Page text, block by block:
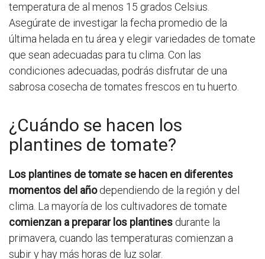
temperatura de al menos 15 grados Celsius.
Asegúrate de investigar la fecha promedio de la
última helada en tu área y elegir variedades de tomate
que sean adecuadas para tu clima. Con las
condiciones adecuadas, podrás disfrutar de una
sabrosa cosecha de tomates frescos en tu huerto.
¿Cuándo se hacen los
plantines de tomate?
Los plantines de tomate se hacen en diferentes
momentos del añodependiendo de la región y del
clima. La mayoría de los cultivadores de tomate
comienzan a preparar los plantines durante la
primavera, cuando las temperaturas comienzan a
subir y hay más horas de luz solar.